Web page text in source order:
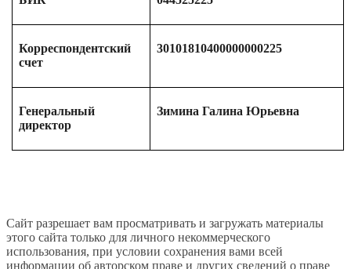
Корреспондентский
счет
30101810400000000225
Генеральный
директор
Зимина Галина Юрьевна
Сайт разрешает вам просматривать и загружать материалы
этого сайта только для личного некоммерческого
использования, при условии сохранения вами всей
информации об авторском праве и других сведений о праве